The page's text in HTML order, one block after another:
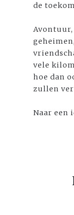
de
vele
hoe dan
zullen
Naar een